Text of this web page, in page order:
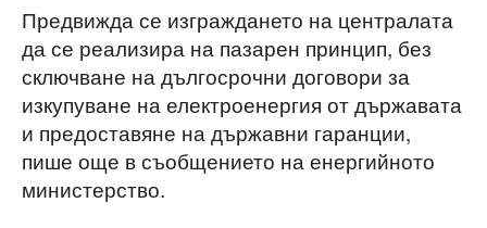
Предвижда се изграждането на централата
да се реализира на пазарен принцип, без
сключване на дългосрочни договори за
изкупуване на електроенергия от държавата
и предоставяне на държавни гаранции,
пише още в съобщението на енергийното
министерство.